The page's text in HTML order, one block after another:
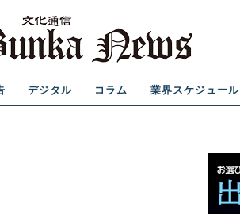
デジタル コラム 業界スケジュール